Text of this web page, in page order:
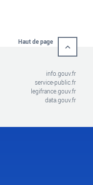
Haut de page
info.gouv.fr
service-public.fr
legifrance.gouv.fr
data.gouv.fr